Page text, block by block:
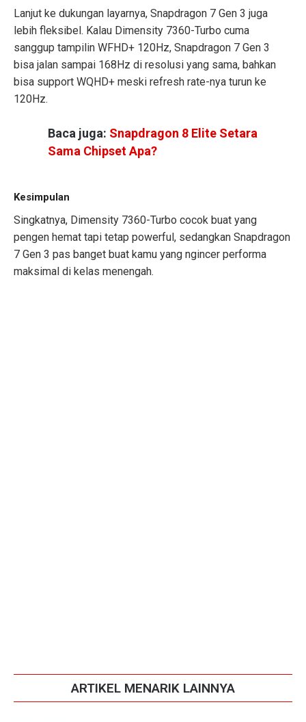
Lanjut ke dukungan layarnya, Snapdragon 7 Gen 3 juga
lebih fleksibel. Kalau Dimensity 7360-Turbo cuma
sanggup tampilin WFHD+ 120Hz, Snapdragon 7 Gen 3
bisa jalan sampai 168Hz di resolusi yang sama, bahkan
bisa support WQHD+ meski refresh rate-nya turun ke
120Hz.
Baca juga: Snapdragon 8 Elite Setara
Sama Chipset Apa?
Kesimpulan
Singkatnya, Dimensity 7360-Turbo cocok buat yang
pengen hemat tapi tetap powerful, sedangkan Snapdragon
7 Gen 3 pas banget buat kamu yang ngincer performa
maksimal di kelas menengah.
ARTIKEL MENARIK LAINNYA